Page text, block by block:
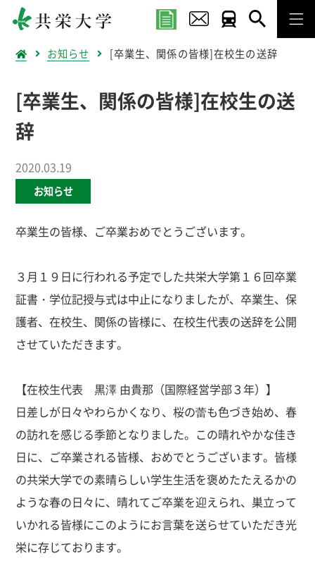
お知らせ [卒業生、関係の皆様]在校生の送辞
[卒業生、関係の皆様]在校生の送
辞
2020.03.19
お知らせ
卒業生の皆様、ご卒業おめでとうございます。
３月１９日に行われる予定でした共栄大学第１６回卒業
証書・学位記授与式は中止になりましたが、卒業生、保
護者、在校生、関係の皆様に、在校生代表の送辞を公開
させていただきます。
【在校生代表 黒澤 由貴那（国際経営学部３年）】
日差しが日々やわらかくなり、桜の蕾も色づき始め、春
の訪れを感じる季節となりました。この晴れやかな佳き
日に、ご卒業される皆様、おめでとうございます。皆様
の共栄大学での素晴らしい学生生活を褒めたたえるかの
ような春の日々に、晴れてご卒業を迎えられ、巣立って
いかれる皆様にこのようにお言葉を送らせていただき光
栄に存じております。